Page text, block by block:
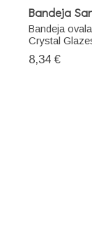
Bandeja
Bandeja
Crystal
8,34 €